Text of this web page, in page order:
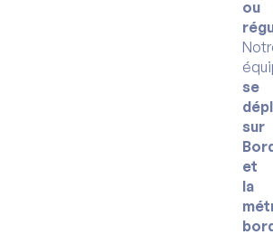
ou
se
sur
et
la